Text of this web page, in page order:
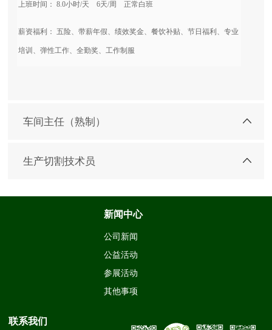
上班时间： 8.0小时/天 6天/周 正常白班
薪资福利： 五险、带薪年假、绩效奖金、餐饮补贴、节日福利、专业
培训、弹性工作、全勤奖、工作制服
车间主任（熟制）
生产切割技术员
新闻中心
公司新闻
公益活动
参展活动
其他事项
联系我们